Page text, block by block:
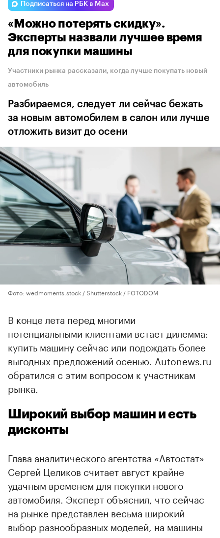
Подписаться на РБК в Max
«Можно потерять скидку».
Эксперты назвали лучшее время
для покупки машины
Участники рынка рассказали, когда лучше покупать новый
автомобиль
Разбираемся, следует ли сейчас бежать
за новым автомобилем в салон или лучше
отложить визит до осени
Фото: wedmoments.stock / Shutterstock / FOTODOM
В конце лета перед многими
потенциальными клиентами встает дилемма:
купить машину сейчас или подождать более
выгодных предложений осенью. Autonews.ru
обратился с этим вопросом к участникам
рынка.
Широкий выбор машин и есть
дисконты
Глава аналитического агентства «Автостат»
Сергей Целиков считает август крайне
удачным временем для покупки нового
автомобиля. Эксперт объяснил, что сейчас
на рынке представлен весьма широкий
выбор разнообразных моделей, на машины